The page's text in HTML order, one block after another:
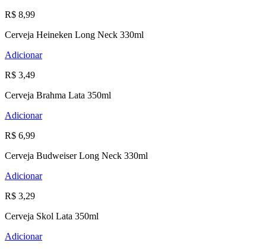
R$ 8,99
Cerveja Heineken Long Neck 330ml
Adicionar
R$ 3,49
Cerveja Brahma Lata 350ml
Adicionar
R$ 6,99
Cerveja Budweiser Long Neck 330ml
Adicionar
R$ 3,29
Cerveja Skol Lata 350ml
Adicionar